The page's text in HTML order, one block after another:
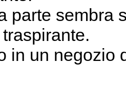
parte sembra
in un negozio